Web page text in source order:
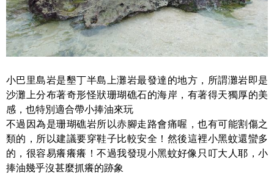
小巴里島岩是墾丁半島上灘岩最發達的地方，所謂灘岩即是
沙灘上分布著奇形怪狀珊瑚礁石的海岸，有著得天獨厚的美
感，也特別適合帶小捧油來玩
不過因為是珊瑚礁岩所以赤腳走路會痛喔，也有可能割傷之
類的，所以建議要穿鞋子比較安全！然後這裡小黑蚊還蠻多
的，很容易癢癢癢！不過我發現小黑蚊好像只叮大人耶，小
捧油幾乎沒甚麼抓癢的跡象